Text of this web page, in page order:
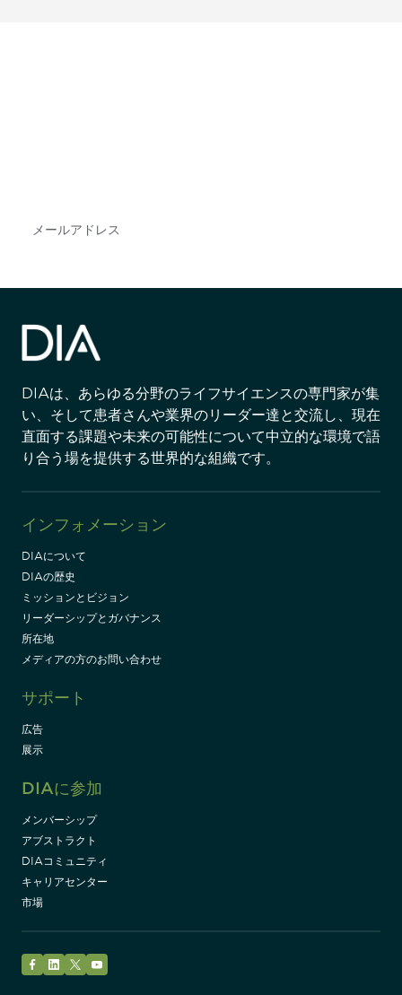
DIAは、あらゆる分野のライフサイエンスの専門家が集
い、そして患者さんや業界のリーダー達と交流し、現在
直面する課題や未来の可能性について中立的な環境で語
り合う場を提供する世界的な組織です。
インフォメーション
DIAについて
DIAの歴史
ミッションとビジョン
リーダーシップとガバナンス
所在地
メディアの方のお問い合わせ
サポート
広告
展示
DIAに参加
メンバーシップ
アブストラクト
DIAコミュニティ
キャリアセンター
市場